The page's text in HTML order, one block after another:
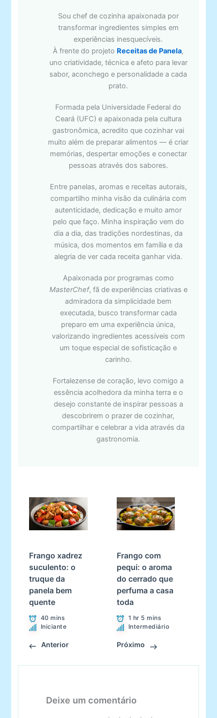
Sou chef de cozinha apaixonada por
transformar ingredientes simples em
experiências inesquecíveis.
À frente do projeto Receitas de Panela,
uno criatividade, técnica e afeto para levar
sabor, aconchego e personalidade a cada
prato.
Formada pela Universidade Federal do
Ceará (UFC) e apaixonada pela cultura
gastronômica, acredito que cozinhar vai
muito além de preparar alimentos — é criar
memórias, despertar emoções e conectar
pessoas através dos sabores.
Entre panelas, aromas e receitas autorais,
compartilho minha visão da culinária com
autenticidade, dedicação e muito amor
pelo que faço. Minha inspiração vem do
dia a dia, das tradições nordestinas, da
música, dos momentos em família e da
alegria de ver cada receita ganhar vida.
Apaixonada por programas como
MasterChef, fã de experiências criativas e
admiradora da simplicidade bem
executada, busco transformar cada
preparo em uma experiência única,
valorizando ingredientes acessíveis com
um toque especial de sofisticação e
carinho.
Fortalezense de coração, levo comigo a
essência acolhedora da minha terra e o
desejo constante de inspirar pessoas a
descobrirem o prazer de cozinhar,
compartilhar e celebrar a vida através da
gastronomia.
Frango xadrez
suculento: o
truque da
panela bem
quente
40 mins
Iniciante
Anterior
Frango com
pequi: o aroma
do cerrado que
perfuma a casa
toda
1 hr 5 mins
Intermediário
Próximo
Deixe um comentário